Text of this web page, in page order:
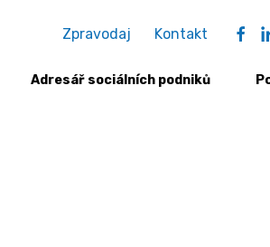
Zpravodaj Kontakt
Adresář sociálních podniků